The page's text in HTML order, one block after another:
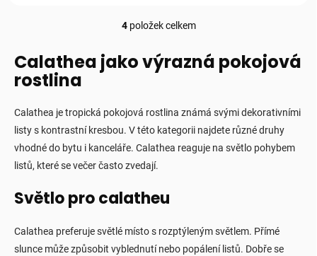
O
l
á
c
í
p
r
v
y
v
p
i
4položek celkem
Calathea jako výrazná pokojová
rostlina
Calathea je tropická pokojová rostlina známá svými dekorativními
listy s kontrastní kresbou. V této kategorii najdete různé druhy
vhodné do bytu i kanceláře. Calathea reaguje na světlo pohybem
listů, které se večer často zvedají.
Světlo pro calatheu
Calathea preferuje světlé místo s rozptýleným světlem. Přímé
slunce může způsobit vyblednutí nebo popálení listů. Dobře se